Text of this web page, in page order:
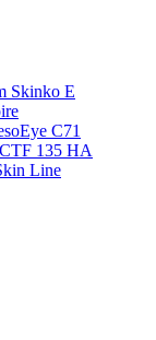
Skinko E
С71
135 HA
Line